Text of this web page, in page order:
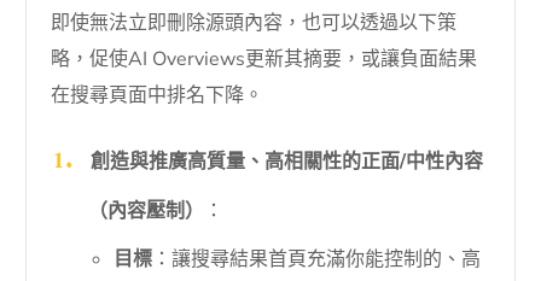
即使無法立即刪除源頭內容，也可以透過以下策
略，促使AI Overviews更新其摘要，或讓負面結果
在搜尋頁面中排名下降。
創造與推廣高質量、高相關性的正面/中性內容
（內容壓制）
：
目標：讓搜尋結果首頁充滿你能控制的、高